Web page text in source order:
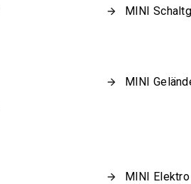
MINI
MINI
MINI Elektro